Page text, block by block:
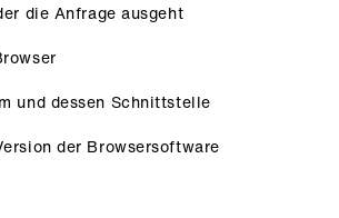
die Anfrage ausgeht
und dessen Schnittstelle
der Browsersoftware